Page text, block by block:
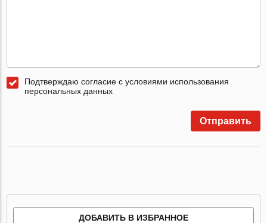
Подтверждаю согласие с условиями использования
персональных данных
Отправить
ДОБАВИТЬ В ИЗБРАННОЕ